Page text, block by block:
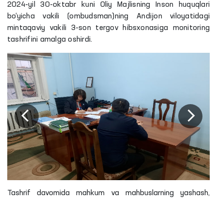
2024-yil 30-oktabr kuni Oliy Majlisning Inson huquqlari
bo‘yicha vakili (ombudsman)ning Andijon viloyatidagi
mintaqaviy vakili 3-son tergov hibsxonasiga monitoring
tashrifini amalga oshirdi.
Tashrif davomida mahkum va mahbuslarning yashash,